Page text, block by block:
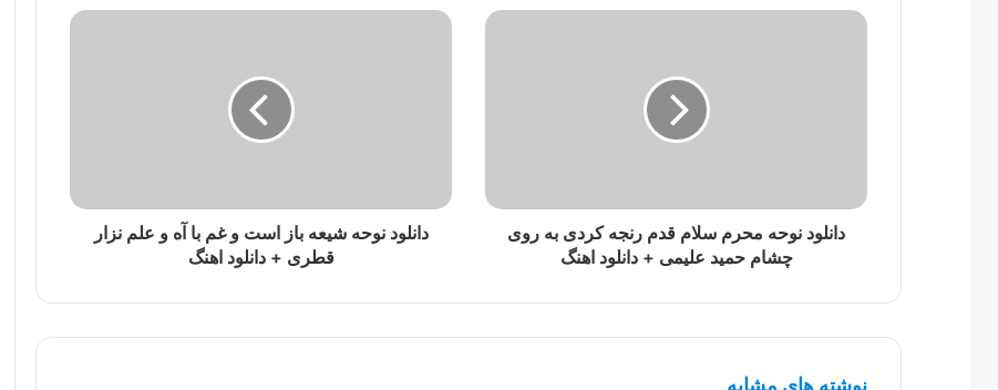
دانلود نوحه محرم سلام قدم رنجه کردی به روی
چشام حمید علیمی + دانلود اهنگ
دانلود نوحه شیعه باز است و غم با آه و علم نزار
قطری + دانلود اهنگ
نوشته های مشابه